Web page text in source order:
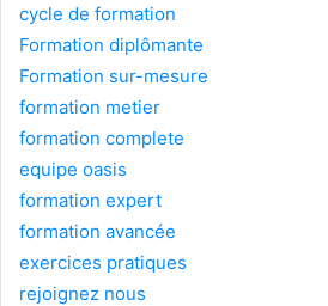
cycle de formation
Formation diplômante
Formation sur-mesure
formation metier
formation complete
equipe oasis
formation expert
formation avancée
exercices pratiques
rejoignez nous